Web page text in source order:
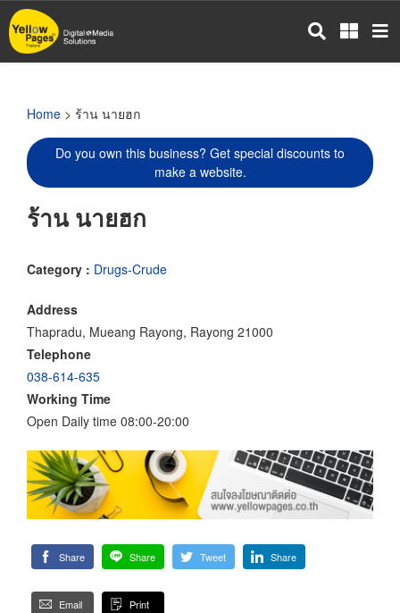
Skip
to
main
Home > ร้าน นายฮก
Do you own this business? Get special discounts to
make a website.
ร้าน นายฮก
Category : Drugs-Crude
Address
Thapradu, Mueang Rayong, Rayong 21000
Telephone
038-614-635
Working Time
Open Daily time 08:00-20:00
Share Share Tweet Share
Email Print